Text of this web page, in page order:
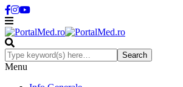
Menu